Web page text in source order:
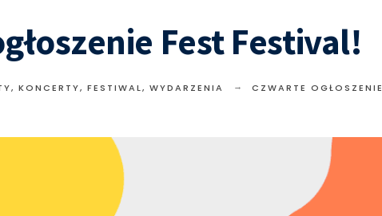
Fest Festival!
, KONCERTY, FESTIWAL, WYDARZENIA
CZWARTE OGŁOSZENIE